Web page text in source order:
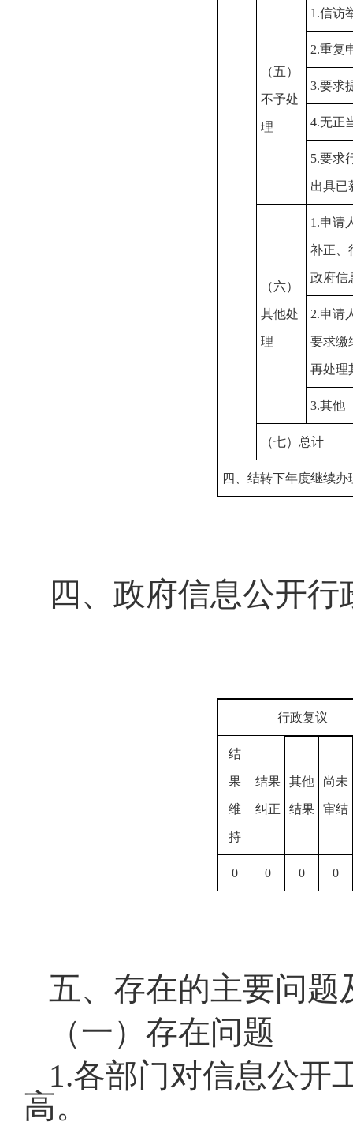
（五）
不予处
理
1.信访
2.重复
3.要求
4.无正
5.要求
出具已
（六）
其他处
理
1.申请
补正、
政府信
2.申请
要求缴
再处理
3.其他
（七）总计
四、结转下年度继续办
四、政府信息公开
行政复议
结
果
维
持
结果
纠正
其他
结果
尚未
审结
0 0 0 0
五、存在的主要问题
（一）存在问题
1.各部门对信息公开
高。